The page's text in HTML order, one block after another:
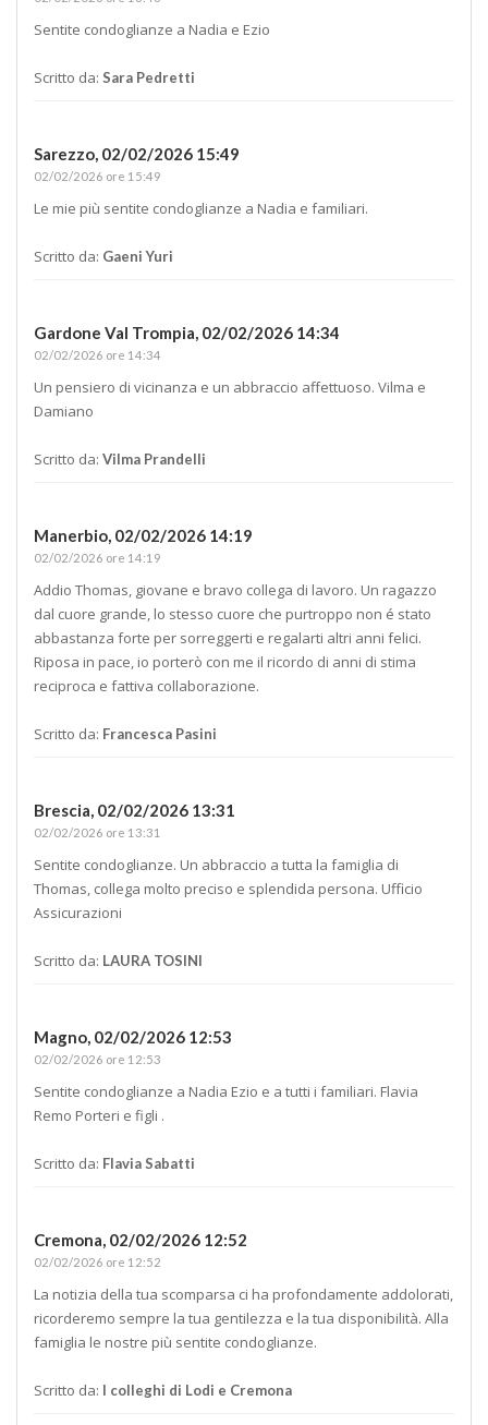
Sentite condoglianze a Nadia e Ezio
Scritto da: Sara Pedretti
Sarezzo, 02/02/2026 15:49
02/02/2026 ore 15:49
Le mie più sentite condoglianze a Nadia e familiari.
Scritto da: Gaeni Yuri
Gardone Val Trompia, 02/02/2026 14:34
02/02/2026 ore 14:34
Un pensiero di vicinanza e un abbraccio affettuoso. Vilma e
Damiano
Scritto da: Vilma Prandelli
Manerbio, 02/02/2026 14:19
02/02/2026 ore 14:19
Addio Thomas, giovane e bravo collega di lavoro. Un ragazzo
dal cuore grande, lo stesso cuore che purtroppo non é stato
abbastanza forte per sorreggerti e regalarti altri anni felici.
Riposa in pace, io porterò con me il ricordo di anni di stima
reciproca e fattiva collaborazione.
Scritto da: Francesca Pasini
Brescia, 02/02/2026 13:31
02/02/2026 ore 13:31
Sentite condoglianze. Un abbraccio a tutta la famiglia di
Thomas, collega molto preciso e splendida persona. Ufficio
Assicurazioni
Scritto da: LAURA TOSINI
Magno, 02/02/2026 12:53
02/02/2026 ore 12:53
Sentite condoglianze a Nadia Ezio e a tutti i familiari. Flavia
Remo Porteri e figli .
Scritto da: Flavia Sabatti
Cremona, 02/02/2026 12:52
02/02/2026 ore 12:52
La notizia della tua scomparsa ci ha profondamente addolorati,
ricorderemo sempre la tua gentilezza e la tua disponibilità. Alla
famiglia le nostre più sentite condoglianze.
Scritto da: I colleghi di Lodi e Cremona